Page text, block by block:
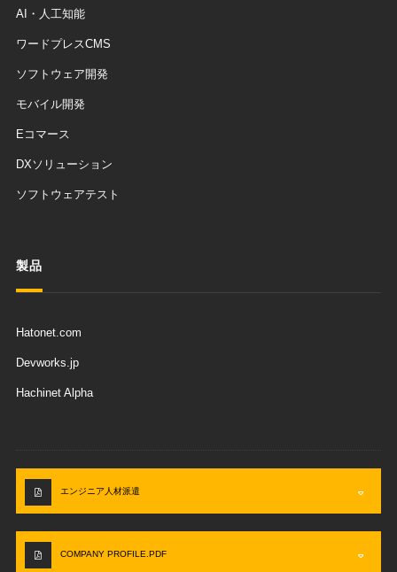
AI・人工知能
ワードプレスCMS
ソフトウェア開発
モバイル開発
Eコマース
DXソリューション
ソフトウェアテスト
製品
Hatonet.com
Devworks.jp
Hachinet Alpha
エンジニア人材派遣
COMPANY PROFILE.PDF